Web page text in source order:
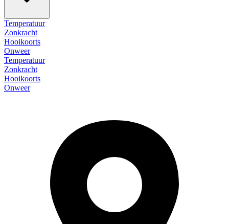
Temperatuur
Zonkracht
Hooikoorts
Onweer
Temperatuur
Zonkracht
Hooikoorts
Onweer